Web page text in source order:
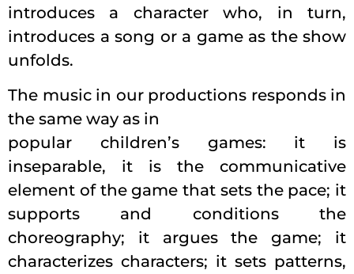
introduces a character who, in turn,
introduces a song or a game as the show
unfolds.
The music in our productions responds in
the same way as in
popular children’s games: it is
inseparable, it is the communicative
element of the game that sets the pace; it
supports and conditions the
choreography; it argues the game; it
characterizes characters; it sets patterns,